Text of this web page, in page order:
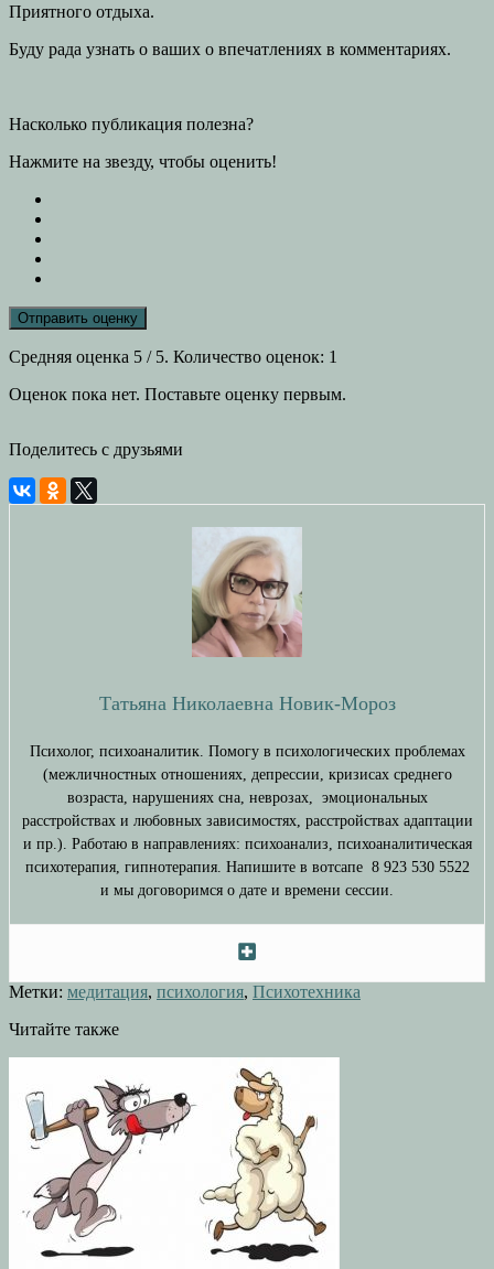
Приятного отдыха.
Буду рада узнать о ваших о впечатлениях в комментариях.
Насколько публикация полезна?
Нажмите на звезду, чтобы оценить!
Отправить оценку
Средняя оценка 5 / 5. Количество оценок: 1
Оценок пока нет. Поставьте оценку первым.
Поделитесь с друзьями
Татьяна Николаевна Новик-Мороз
Психолог, психоаналитик. Помогу в психологических проблемах
(межличностных отношениях, депрессии, кризисах среднего
возраста, нарушениях сна, неврозах, эмоциональных
расстройствах и любовных зависимостях, расстройствах адаптации
и пр.). Работаю в направлениях: психоанализ, психоаналитическая
психотерапия, гипнотерапия. Напишите в вотсапе 8 923 530 5522
и мы договоримся о дате и времени сессии.
Метки: медитация, психология, Психотехника
Читайте также